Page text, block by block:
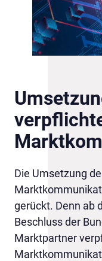
Die Umsetzung
gerückt. Denn ab
Beschluss der
Marktpartner